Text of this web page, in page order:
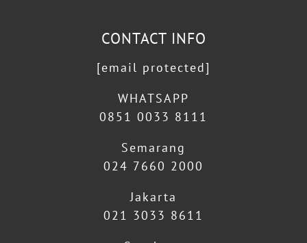
CONTACT INFO
[email protected]
WHATSAPP
0851 0033 8111
Semarang
024 7660 2000
Jakarta
021 3033 8611